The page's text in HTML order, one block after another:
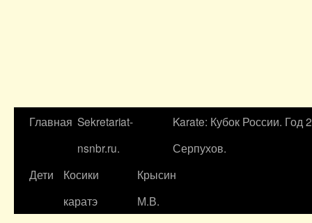
Главная Sekretariat-
nsnbr.ru.
Karate: Кубок России. Год
Серпухов.
Дети
Косики
каратэ
Крысин
М.В.